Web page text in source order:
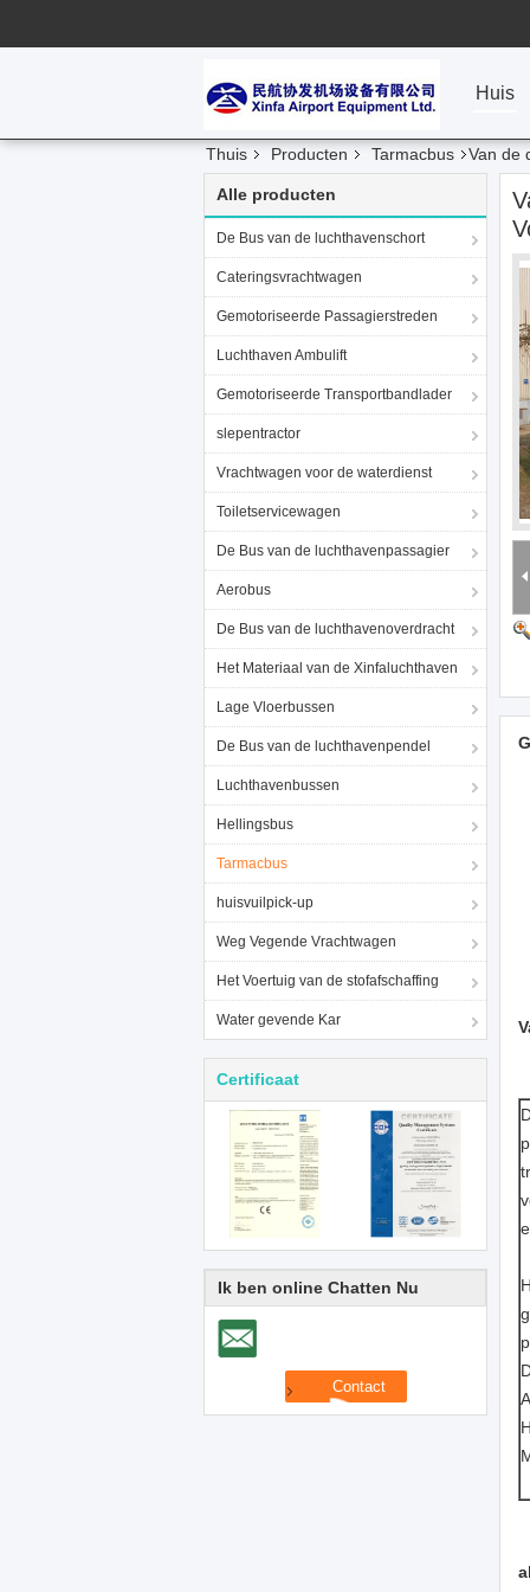
Huis
Thuis Producten Tarmacbus Van de
Alle producten
De Bus van de luchthavenschort
Cateringsvrachtwagen
Gemotoriseerde Passagierstreden
Luchthaven Ambulift
Gemotoriseerde Transportbandlader
slepentractor
Vrachtwagen voor de waterdienst
Toiletservicewagen
De Bus van de luchthavenpassagier
Aerobus
De Bus van de luchthavenoverdracht
Het Materiaal van de Xinfaluchthaven
Lage Vloerbussen
De Bus van de luchthavenpendel
Luchthavenbussen
Hellingsbus
Tarmacbus
huisvuilpick-up
Weg Vegende Vrachtwagen
Het Voertuig van de stofafschaffing
Water gevende Kar
Certificaat
Ik ben online Chatten Nu